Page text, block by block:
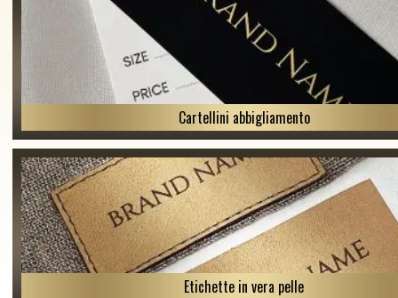
Cartellini abbigliamento
Etichette in vera pelle